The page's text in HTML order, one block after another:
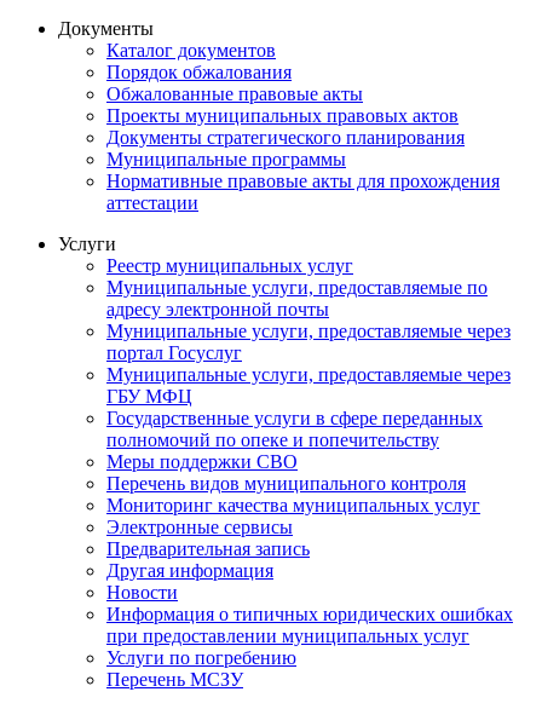
Документы
Каталог документов
Порядок обжалования
Обжалованные правовые акты
Проекты муниципальных правовых актов
Документы стратегического планирования
Муниципальные программы
Нормативные правовые акты для прохождения
аттестации
Услуги
Реестр муниципальных услуг
Муниципальные услуги, предоставляемые по
адресу электронной почты
Муниципальные услуги, предоставляемые через
портал Госуслуг
Муниципальные услуги, предоставляемые через
ГБУ МФЦ
Государственные услуги в сфере переданных
полномочий по опеке и попечительству
Меры поддержки СВО
Перечень видов муниципального контроля
Мониторинг качества муниципальных услуг
Электронные сервисы
Предварительная запись
Другая информация
Новости
Информация о типичных юридических ошибках
при предоставлении муниципальных услуг
Услуги по погребению
Перечень МСЗУ